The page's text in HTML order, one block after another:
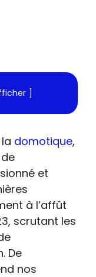
domotique,
et
à l’affût
scrutant les
De
nos